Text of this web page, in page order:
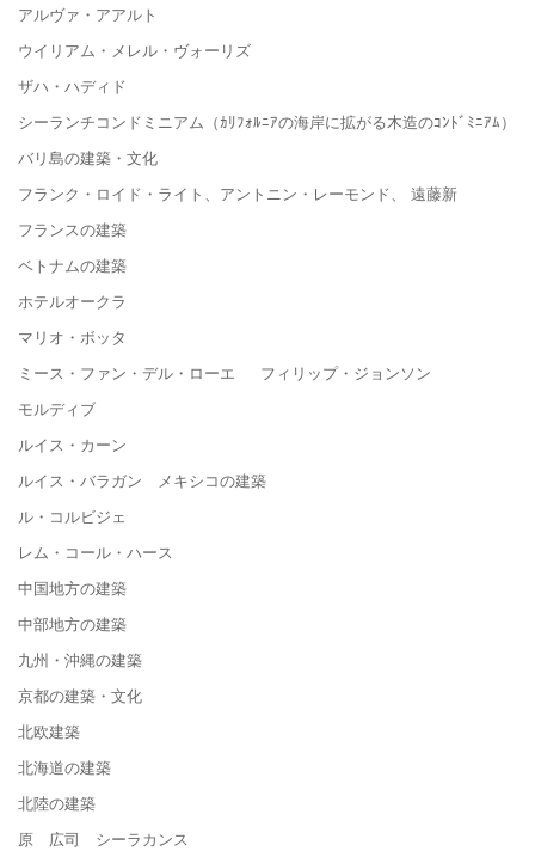
アルヴァ・アアルト
ウイリアム・メレル・ヴォーリズ
ザハ・ハディド
シーランチコンドミニアム（ｶﾘﾌｫﾙﾆｱの海岸に拡がる木造のｺﾝﾄﾞﾐﾆｱﾑ）
バリ島の建築・文化
フランク・ロイド・ライト、アントニン・レーモンド、 遠藤新
フランスの建築
ベトナムの建築
ホテルオークラ
マリオ・ボッタ
ミース・ファン・デル・ローエ フィリップ・ジョンソン
モルディブ
ルイス・カーン
ルイス・バラガン メキシコの建築
ル・コルビジェ
レム・コール・ハース
中国地方の建築
中部地方の建築
九州・沖縄の建築
京都の建築・文化
北欧建築
北海道の建築
北陸の建築
原 広司 シーラカンス